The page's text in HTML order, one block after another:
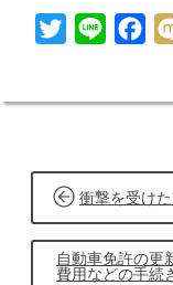
e
r
k
投
稿
ナ
衝撃を受け
自動車免許の更
費用などの手続